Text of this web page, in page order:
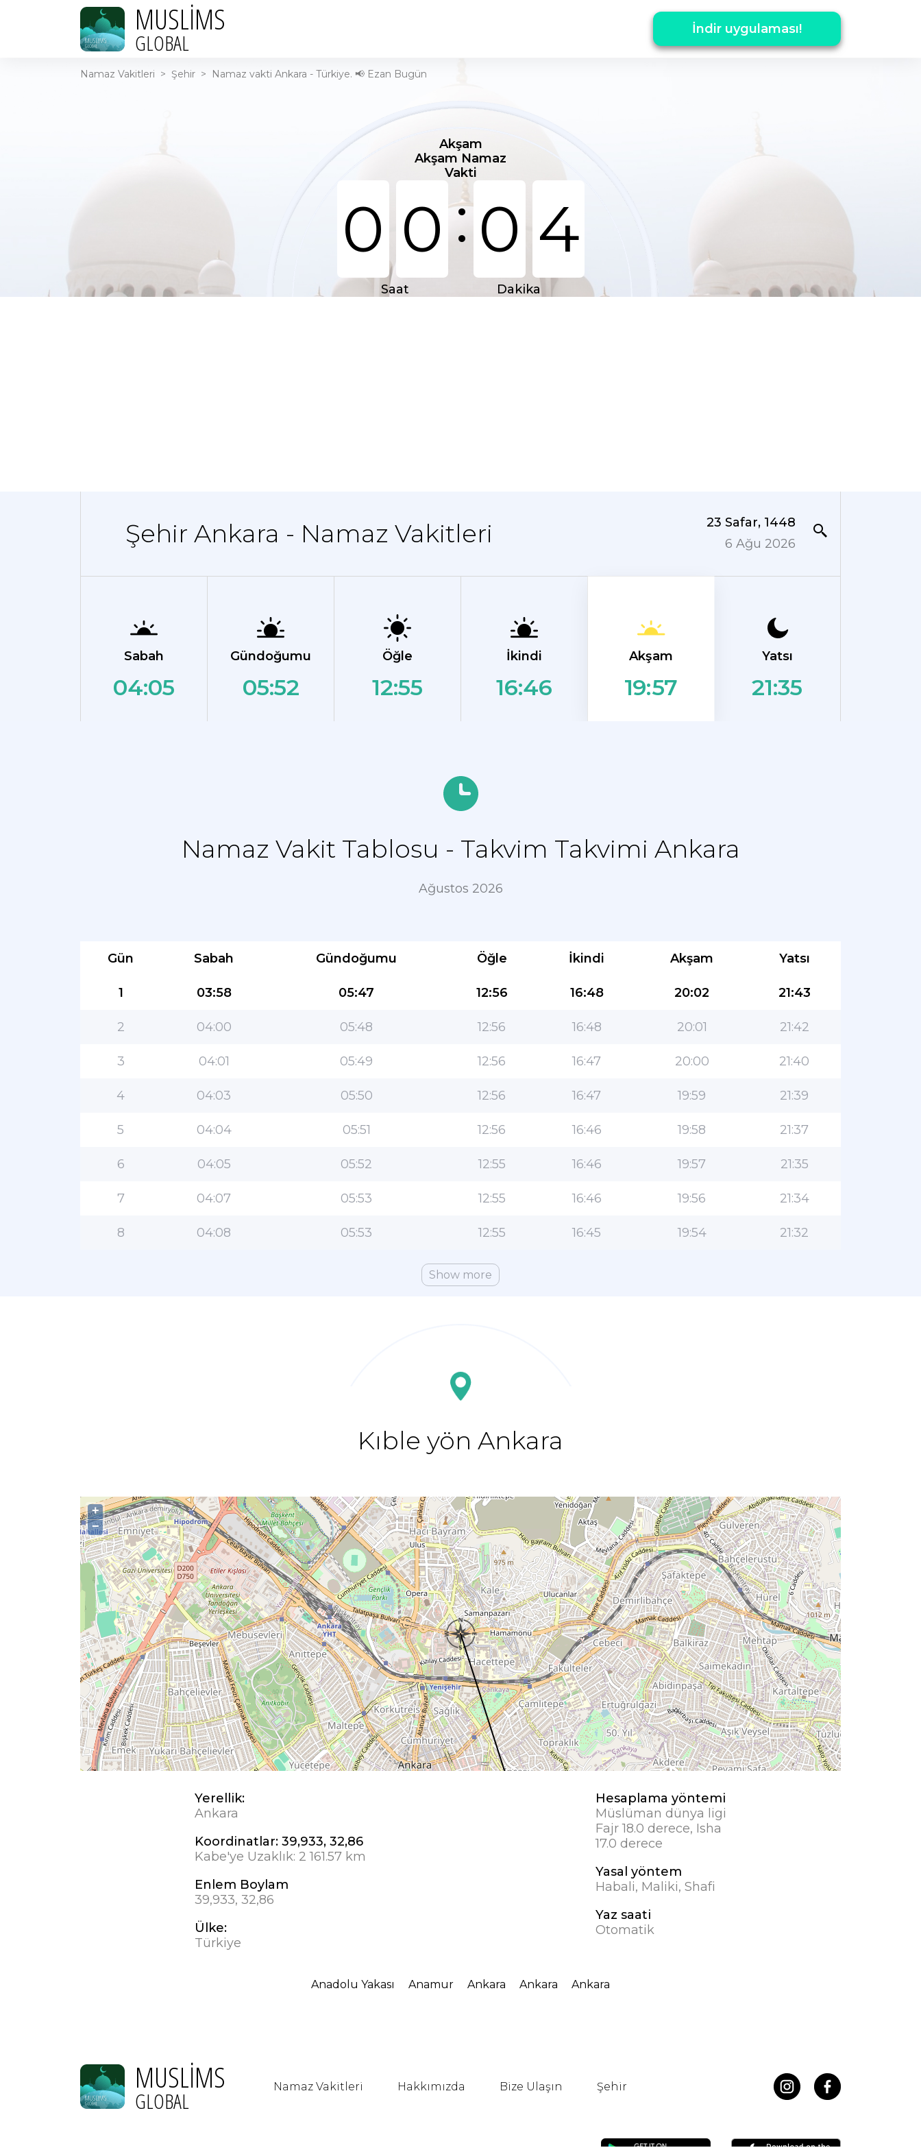
MUSLIMS
GLOBAL İndir uygulaması!
Namaz Vakitleri > Şehir > Namaz vakti Ankara - Türkiye. 📢 Ezan Bugün
Akşam
Akşam Namaz
Vakti
0 0:0 4
Saat Dakika
Şehir Ankara - Namaz Vakitleri
23 Safar, 1448
6 Ağu 2026
Sabah
04:05
Gündoğumu
05:52
Öğle
12:55
İkindi
16:46
Akşam
19:57
Yatsı
21:35
Namaz Vakit Tablosu - Takvim Takvimi Ankara
Ağustos 2026
Gün Sabah Gündoğumu Öğle İkindi Akşam Yatsı
1 03:58 05:47 12:56 16:48 20:02 21:43
2 04:00 05:48 12:56 16:48 20:01 21:42
3 04:01 05:49 12:56 16:47 20:00 21:40
4 04:03 05:50 12:56 16:47 19:59 21:39
5 04:04 05:51 12:56 16:46 19:58 21:37
6 04:05 05:52 12:55 16:46 19:57 21:35
7 04:07 05:53 12:55 16:46 19:56 21:34
8 04:08 05:53 12:55 16:45 19:54 21:32
Show more
Kıble yön Ankara
+
−
Yerellik:
Ankara
Koordinatlar:39,933, 32,86
Kabe'ye Uzaklık: 2 161.57 km
Enlem Boylam
39,933, 32,86
Ülke:
Türkiye
Hesaplama yöntemi
Müslüman dünya ligi
Fajr 18.0 derece, Isha
17.0 derece
Yasal yöntem
Habali, Maliki, Shafi
Yaz saati
Otomatik
Anadolu Yakası Anamur Ankara Ankara Ankara
MUSLIMS
GLOBAL Namaz Vakitleri Hakkımızda Bize Ulaşın Şehir
Müslümanlar için en popüler uygulama!
Kullanımı kolay özelliklere ve en doğru namaz
vakitlerine sahip popüler yaşam tarzı İslami